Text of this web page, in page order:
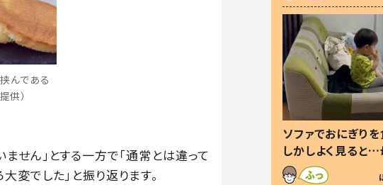
んである
供）
せん」とする一方で「通常とは違って
変でした」と振り返ります。
ソファでおにぎり
しかしよく見ると…
察した母の投稿に